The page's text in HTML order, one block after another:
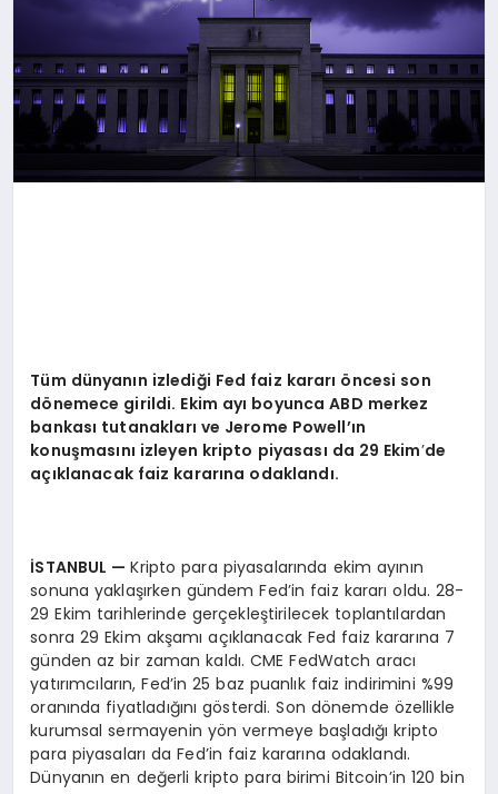
MALATYA HABERLERI
Tüm dünyanın izlediği Fed faiz kararı öncesi son
dönemece girildi. Ekim ayı boyunca ABD merkez
bankası tutanakları ve Jerome Powell’ın
konuşmasını izleyen kripto piyasası da 29 Ekim’de
açıklanacak faiz kararına odaklandı.
İSTANBUL —Kripto para piyasalarında ekim ayının
sonuna yaklaşırken gündem Fed’in faiz kararı oldu. 28-
29 Ekim tarihlerinde gerçekleştirilecek toplantılardan
sonra 29 Ekim akşamı açıklanacak Fed faiz kararına 7
günden az bir zaman kaldı. CME FedWatch aracı
yatırımcıların, Fed’in 25 baz puanlık faiz indirimini %99
oranında fiyatladığını gösterdi. Son dönemde özellikle
kurumsal sermayenin yön vermeye başladığı kripto
para piyasaları da Fed’in faiz kararına odaklandı.
Dünyanın en değerli kripto para birimi Bitcoin’in 120 bin